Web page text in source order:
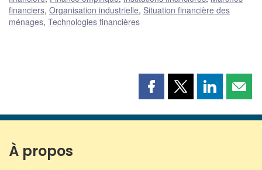
financiers, Organisation industrielle, Situation financière des
ménages, Technologies financières
Partager
page
Partager
page
Partager
page page
À propos